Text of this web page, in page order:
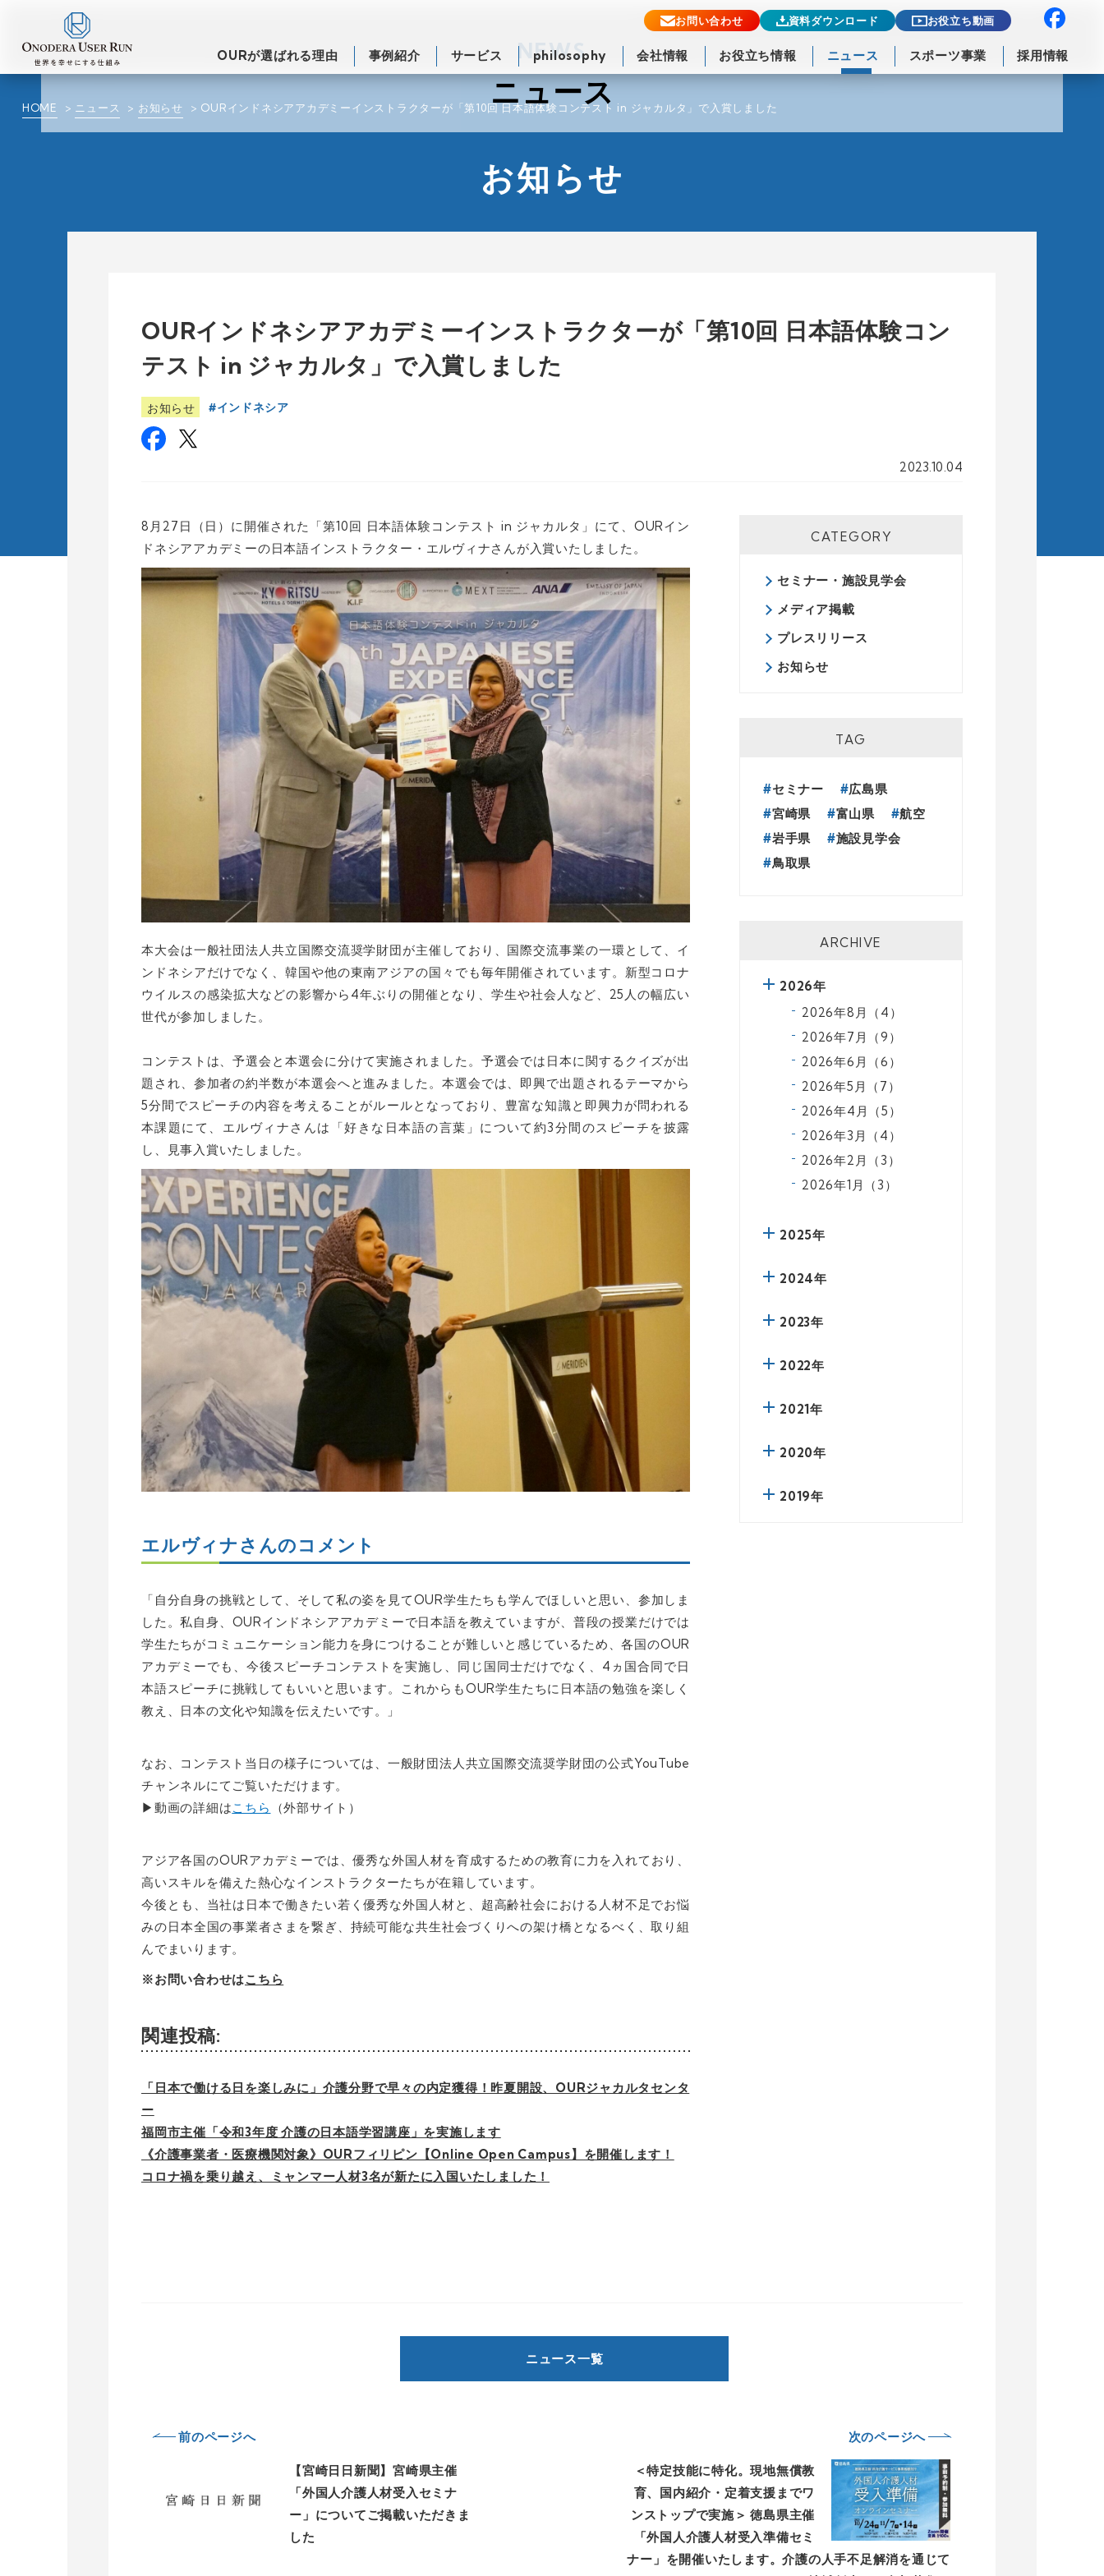
OURが選ばれる理由 事例紹介 サービス philosophy 会社情報 お役立ち情報 ニュース スポーツ事業 採用情報
お問い合わせ 資料ダウンロード お役立ち動画
NEWS
ニュース
HOME ニュース お知らせ OURインドネシアアカデミーインストラクターが「第10回 日本語体験コンテスト in ジャカルタ」で入賞しました
お知らせ
OURインドネシアアカデミーインストラクターが「第10回 日本語体験コン
テスト in ジャカルタ」で入賞しました
お知らせ インドネシア
2023.10.04
8月27日（日）に開催された「第10回 日本語体験コンテスト in ジャカルタ」にて、OURイン
ドネシアアカデミーの日本語インストラクター・エルヴィナさんが入賞いたしました。
本大会は一般社団法人共立国際交流奨学財団が主催しており、国際交流事業の一環として、イ
ンドネシアだけでなく、韓国や他の東南アジアの国々でも毎年開催されています。新型コロナ
ウイルスの感染拡大などの影響から4年ぶりの開催となり、学生や社会人など、25人の幅広い
世代が参加しました。
コンテストは、予選会と本選会に分けて実施されました。予選会では日本に関するクイズが出
題され、参加者の約半数が本選会へと進みました。本選会では、即興で出題されるテーマから
5分間でスピーチの内容を考えることがルールとなっており、豊富な知識と即興力が問われる
本課題にて、エルヴィナさんは「好きな日本語の言葉」について約3分間のスピーチを披露
し、見事入賞いたしました。
エルヴィナさんのコメント
「自分自身の挑戦として、そして私の姿を見てOUR学生たちも学んでほしいと思い、参加しま
した。私自身、OURインドネシアアカデミーで日本語を教えていますが、普段の授業だけでは
学生たちがコミュニケーション能力を身につけることが難しいと感じているため、各国のOUR
アカデミーでも、今後スピーチコンテストを実施し、同じ国同士だけでなく、4ヵ国合同で日
本語スピーチに挑戦してもいいと思います。これからもOUR学生たちに日本語の勉強を楽しく
教え、日本の文化や知識を伝えたいです。」
なお、コンテスト当日の様子については、一般財団法人共立国際交流奨学財団の公式YouTube
チャンネルにてご覧いただけます。
▶動画の詳細はこちら （外部サイト）
アジア各国のOURアカデミーでは、優秀な外国人材を育成するための教育に力を入れており、
高いスキルを備えた熱心なインストラクターたちが在籍しています。
今後とも、当社は日本で働きたい若く優秀な外国人材と、超高齢社会における人材不足でお悩
みの日本全国の事業者さまを繋ぎ、持続可能な共生社会づくりへの架け橋となるべく、取り組
んでまいります。
※お問い合わせはこちら
関連投稿:
「日本で働ける日を楽しみに」介護分野で早々の内定獲得！昨夏開設、OURジャカルタセンタ
ー
福岡市主催「令和3年度 介護の日本語学習講座」を実施します
《介護事業者・医療機関対象》OURフィリピン【Online Open Campus】を開催します！
コロナ禍を乗り越え、ミャンマー人材3名が新たに入国いたしました！
CATEGORY
セミナー・施設見学会
メディア掲載
プレスリリース
お知らせ
TAG
セミナー
広島県
宮崎県
富山県
航空
岩手県
施設見学会
鳥取県
ARCHIVE
2026年
2026年8月（4）
2026年7月（9）
2026年6月（6）
2026年5月（7）
2026年4月（5）
2026年3月（4）
2026年2月（3）
2026年1月（3）
2025年
2024年
2023年
2022年
2021年
2020年
2019年
ニュース一覧
前のページへ
【宮崎日日新聞】宮崎県主催
「外国人介護人材受入セミナ
ー」についてご掲載いただきま
した
次のページへ
＜特定技能に特化。現地無償教
育、国内紹介・定着支援までワ
ンストップで実施＞ 徳島県主催
「外国人介護人材受入準備セミ
ナー」を開催いたします。介護の人手不足解消を通じて